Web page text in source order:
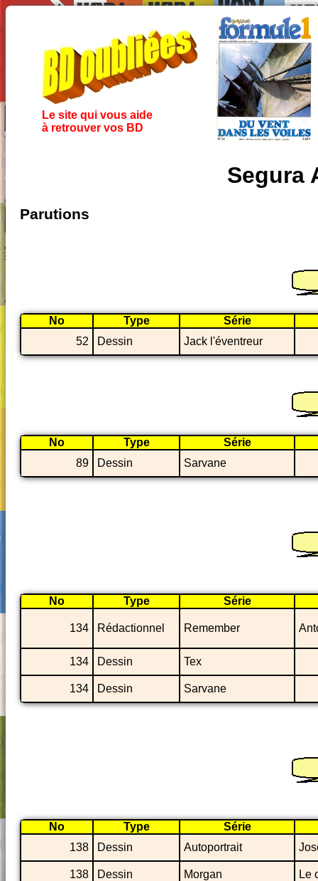
Le site qui vous aide
à retrouver vos BD
Segura
Parutions
No Type
Série
52
Dessin Jack l'éventreur
No Type
Série
89
Dessin Sarvane
No Type Série
134 Rédactionnel Remember
134 Dessin Tex
134 Dessin Sarvane
No Type
Série
138
Dessin Autoportrait
138 Dessin Morgan Le